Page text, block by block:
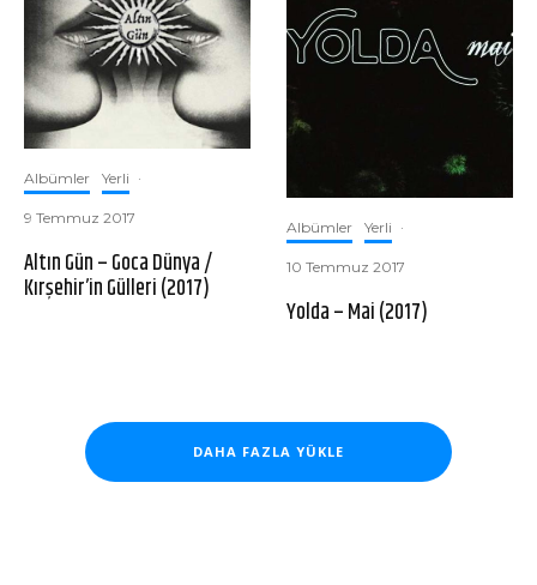
Albümler Yerli ·
9 Temmuz 2017
Altın Gün – Goca Dünya /
Kırşehir’in Gülleri (2017)
Albümler Yerli ·
10 Temmuz 2017
Yolda – Mai (2017)
DAHA FAZLA YÜKLE